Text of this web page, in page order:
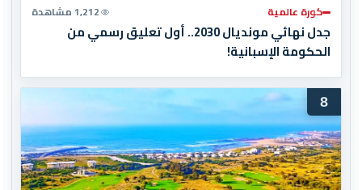
كورة عالمية 1,212 مشاهدة
جدل نهائي مونديال 2030.. أول تعليق رسمي من
الحكومة الإسبانية!
8